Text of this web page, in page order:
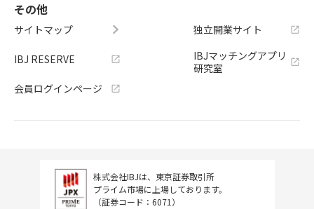
その他
サイトマップ
IBJ RESERVE
会員ログインページ
独立開業サイト
IBJマッチングアプリ
研究室
株式会社IBJは、東京証券取引所
プライム市場に上場しております。
（証券コード：6071）